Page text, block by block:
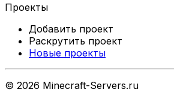
Проекты
Добавить проект
Раскрутить проект
Новые проекты
© 2026 Minecraft-Servers.ru